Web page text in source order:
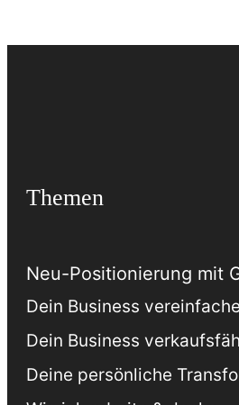
Themen
Neu-Positionierung mit
Dein Business
Dein Business
Deine persönliche